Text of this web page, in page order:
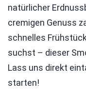
natürlicher
cremigen Genuss
schnelles
suchst – dieser
Lass uns direkt
starten!